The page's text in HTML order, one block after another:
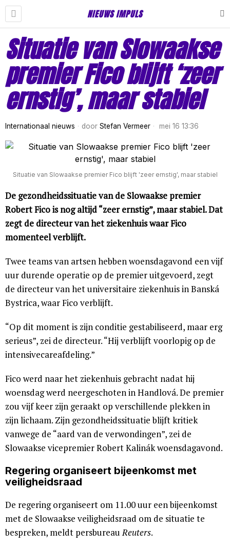
NIEUWS IMPULS
Situatie van Slowaakse
premier Fico blijft ‘zeer
ernstig’, maar stabiel
Internationaal nieuws door Stefan Vermeer mei 16 13:36
Situatie van Slowaakse premier Fico blijft 'zeer ernstig', maar stabiel
De gezondheidssituatie van de Slowaakse premier
Robert Fico is nog altijd “zeer ernstig”, maar stabiel. Dat
zegt de directeur van het ziekenhuis waar Fico
momenteel verblijft.
Twee teams van artsen hebben woensdagavond een vijf
uur durende operatie op de premier uitgevoerd, zegt
de directeur van het universitaire ziekenhuis in Banská
Bystrica, waar Fico verblijft.
“Op dit moment is zijn conditie gestabiliseerd, maar erg
serieus”, zei de directeur. “Hij verblijft voorlopig op de
intensivecareafdeling.”
Fico werd naar het ziekenhuis gebracht nadat hij
woensdag werd neergeschoten in Handlová. De premier
zou vijf keer zijn geraakt op verschillende plekken in
zijn lichaam. Zijn gezondheidssituatie blijft kritiek
vanwege de “aard van de verwondingen”, zei de
Slowaakse vicepremier Robert Kalinák woensdagavond.
Regering organiseert bijeenkomst met
veiligheidsraad
De regering organiseert om 11.00 uur een bijeenkomst
met de Slowaakse veiligheidsraad om de situatie te
bespreken, meldt persbureauReuters.